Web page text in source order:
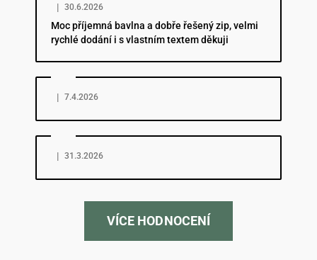
| 30.6.2026
Moc příjemná bavlna a dobře řešený zip, velmi
rychlé dodání i s vlastním textem děkuji
Hodnocení obchodu je 5 z 5 hvězdiček.
| 7.4.2026
Hodnocení obchodu je 5 z 5 hvězdiček.
| 31.3.2026
VÍCE HODNOCENÍ